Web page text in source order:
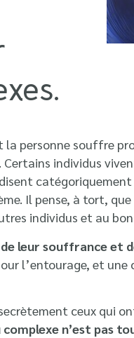
la personne souffre
individus
catégoriquement
Il pense, à tort,
individus et au
de leur souffrance et
l’entourage, et
ceux qui
complexe n’est pas